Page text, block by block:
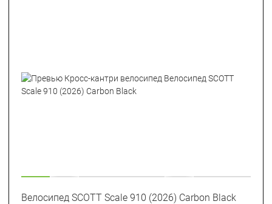
Велосипед SCOTT Scale 910 (2026) Carbon Black